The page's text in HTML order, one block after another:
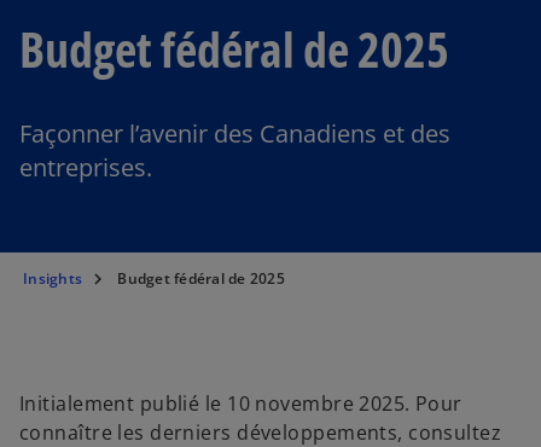
Budget fédéral de 2025
Façonner l’avenir des Canadiens et des
entreprises.
Insights Budget fédéral de 2025
Initialement publié le 10 novembre 2025. Pour
connaître les derniers développements, consultez